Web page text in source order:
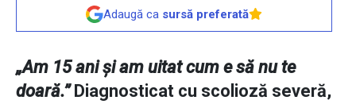
Adaugă ca sursă preferată
„Am 15 ani și am uitat cum e să nu te
doară.”Diagnosticat cu scolioză severă,